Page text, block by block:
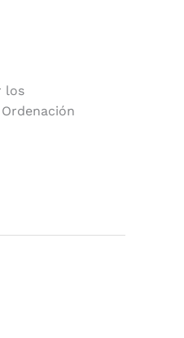
los